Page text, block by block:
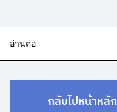
อ่านต่อ
กลับไปหน้าหลัก